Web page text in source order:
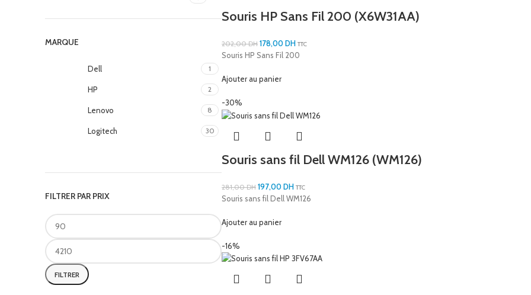
MARQUE
Dell 1
HP 2
Lenovo 8
Logitech 30
FILTRER PAR PRIX
FILTRER
Souris HP Sans Fil 200 (X6W31AA)
202,00DH 178,00DH TTC
Souris HP Sans Fil 200
Ajouter au panier
-30%
Souris sans fil Dell WM126 (WM126)
281,00DH 197,00DH TTC
Souris sans fil Dell WM126
Ajouter au panier
-16%